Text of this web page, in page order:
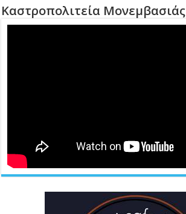
Καστροπολιτεία Μονεμβασιάς